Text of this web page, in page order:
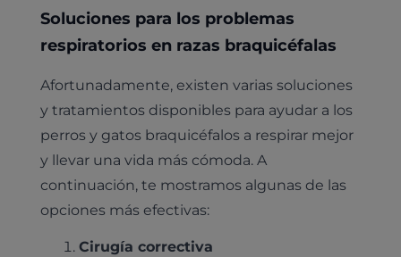
Soluciones para los problemas
respiratorios en razas braquicéfalas
Afortunadamente, existen varias soluciones
y tratamientos disponibles para ayudar a los
perros y gatos braquicéfalos a respirar mejor
y llevar una vida más cómoda. A
continuación, te mostramos algunas de las
opciones más efectivas:
Cirugía correctiva